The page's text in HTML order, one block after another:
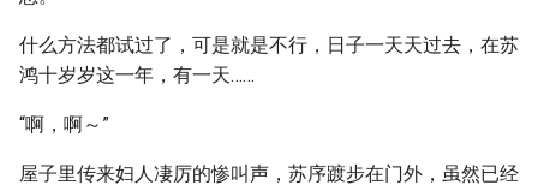
什么方法都试过了，可是就是不行，日子一天天过去，在苏
鸿十岁岁这一年，有一天……
“啊，啊～”
屋子里传来妇人凄厉的惨叫声，苏序踱步在门外，虽然已经